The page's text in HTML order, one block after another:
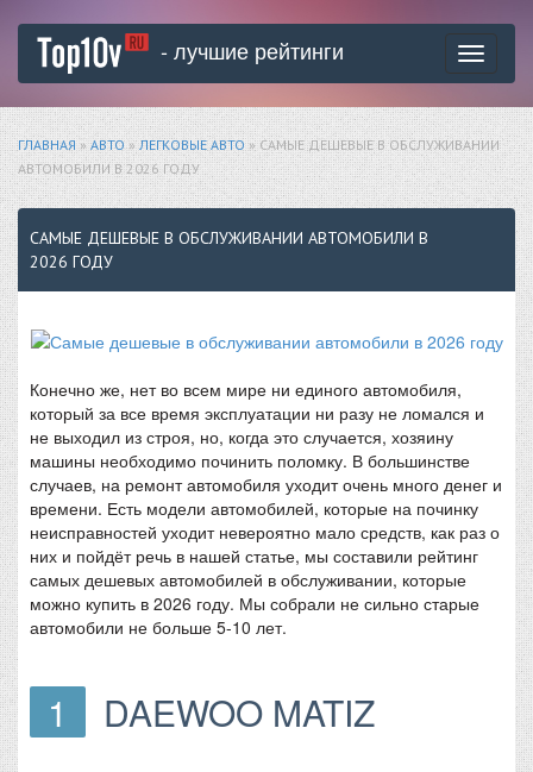
Toggle
- лучшие рейтинги
ГЛАВНАЯ »АВТО»ЛЕГКОВЫЕ АВТО» САМЫЕ ДЕШЕВЫЕ В ОБСЛУЖИВАНИИ
АВТОМОБИЛИ В 2026 ГОДУ
САМЫЕ ДЕШЕВЫЕ В ОБСЛУЖИВАНИИ АВТОМОБИЛИ В
2026 ГОДУ
Конечно же, нет во всем мире ни единого автомобиля,
который за все время эксплуатации ни разу не ломался и
не выходил из строя, но, когда это случается, хозяину
машины необходимо починить поломку. В большинстве
случаев, на ремонт автомобиля уходит очень много денег и
времени. Есть модели автомобилей, которые на починку
неисправностей уходит невероятно мало средств, как раз о
них и пойдёт речь в нашей статье, мы составили рейтинг
самых дешевых автомобилей в обслуживании, которые
можно купить в 2026 году. Мы собрали не сильно старые
автомобили не больше 5-10 лет.
1 DAEWOO MATIZ